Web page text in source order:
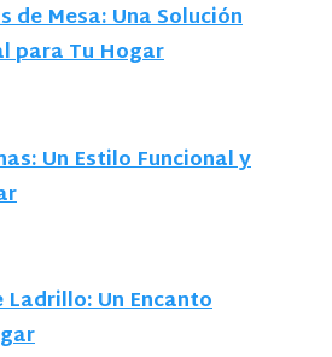
de Mesa: Una Solución
para Tu Hogar
Un Estilo Funcional y
Ladrillo: Un Encanto